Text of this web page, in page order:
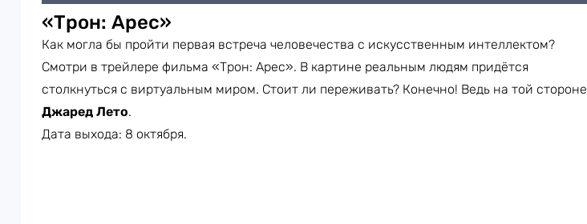
«Трон: Арес»
Как могла бы пройти первая встреча человечества с искусственным интеллектом?
Смотри в трейлере фильма «Трон: Арес». В картине реальным людям придётся
столкнуться с виртуальным миром. Стоит ли переживать? Конечно! Ведь на той стороне
Джаред Лето.
Дата выхода: 8 октября.